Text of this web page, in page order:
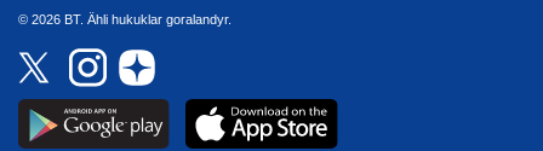
© 2026 BT. Ähli hukuklar goralandyr.